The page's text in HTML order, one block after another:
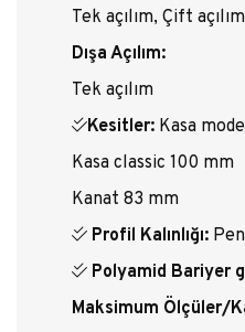
Tek açılım, Çift açılım
Dışa Açılım:
Tek açılım
Kesitler: Kasa
Kasa classic 100 mm
Kanat 83 mm
Profil Kalınlığı:
Polyamid Bariyer
Maksimum Ölçüler/